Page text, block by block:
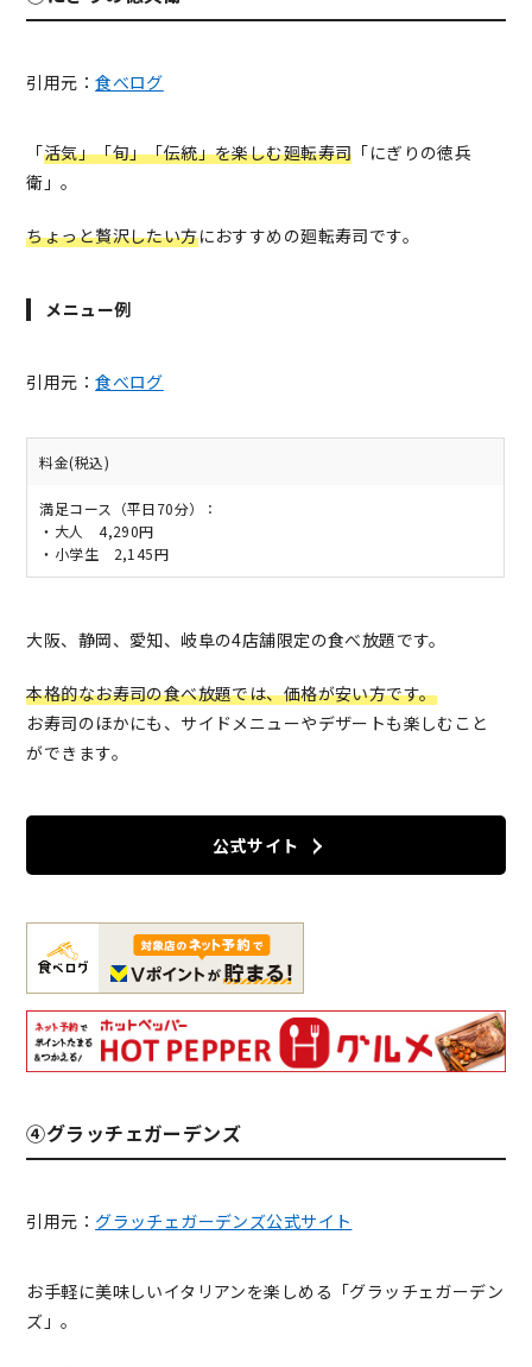
引用元：食べログ
「活気」「旬」「伝統」を楽しむ廻転寿司 「にぎりの徳兵
衛」。
ちょっと贅沢したい方におすすめの廻転寿司です。
メニュー例
引用元：食べログ
料金(税込)
満足コース（平日70分）：
・大人 4,290円
・小学生 2,145円
大阪、静岡、愛知、岐阜の4店舗限定の食べ放題です。
本格的なお寿司の食べ放題では、価格が安い方です。
お寿司のほかにも、サイドメニューやデザートも楽しむこと
ができます。
公式サイト
④グラッチェガーデンズ
引用元： グラッチェガーデンズ公式サイト
お手軽に美味しいイタリアンを楽しめる「グラッチェガーデン
ズ」。